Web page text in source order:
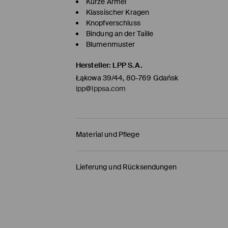
Klassischer Kragen
Knopfverschluss
Bindung an der Taille
Blumenmuster
Hersteller: LPP S.A.
Łąkowa 39/44, 80-769 Gdańsk
lpp@lppsa.com
Material und Pflege
ERSTER ARTIKEL ERSTER STOFF
Lieferung und Rücksendungen